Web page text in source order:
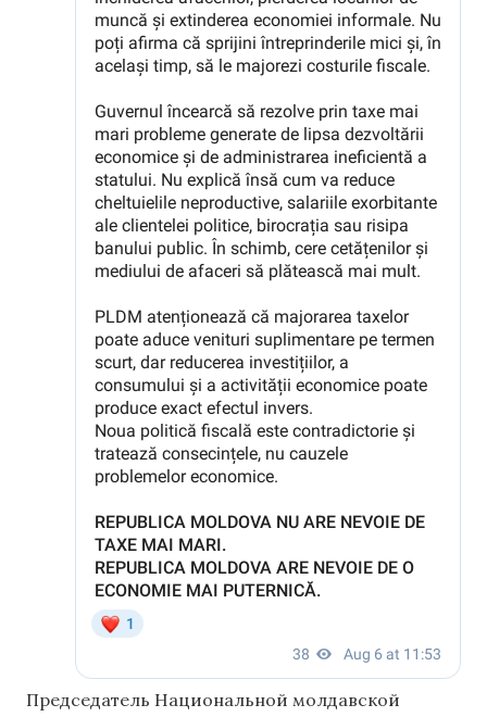
Председатель Национальной молдавской